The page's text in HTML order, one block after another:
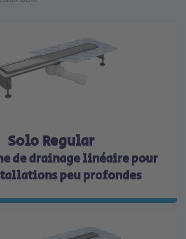
Solo Regular
de drainage linéaire pour
peu profondes